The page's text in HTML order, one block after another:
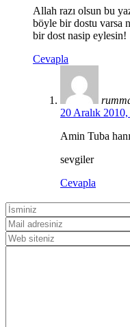
Allah razı olsun bu
böyle bir dostu varsa
bir dost nasip eylesin!
Cevapla
20 Aralık
Amin Tuba
sevgiler
Cevapla